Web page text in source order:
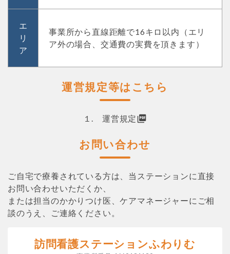
エ
リ
ア
事業所から直線距離で16キロ以内（エリ
ア外の場合、交通費の実費を頂きます）
運営規定等はこちら
１. 運営規定
お問い合わせ
ご自宅で療養されている方は、当ステーションに直接
お問い合わせいただくか、
または担当のかかりつけ医、ケアマネージャーにご相
談のうえ、ご連絡ください。
訪問看護ステーションふわりむ